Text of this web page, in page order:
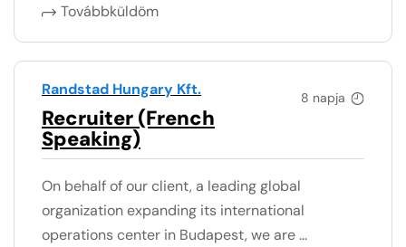
Továbbküldöm
8 napja
Randstad Hungary Kft.
Recruiter (French
Speaking)
On behalf of our client, a leading global
organization expanding its international
operations center in Budapest, we are ...